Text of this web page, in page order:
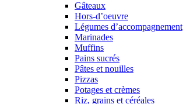
Gâteaux
Hors-d’oeuvre
Légumes d’accompagnement
Marinades
Muffins
Pains sucrés
Pâtes et nouilles
Pizzas
Potages et crèmes
Riz, grains et céréales